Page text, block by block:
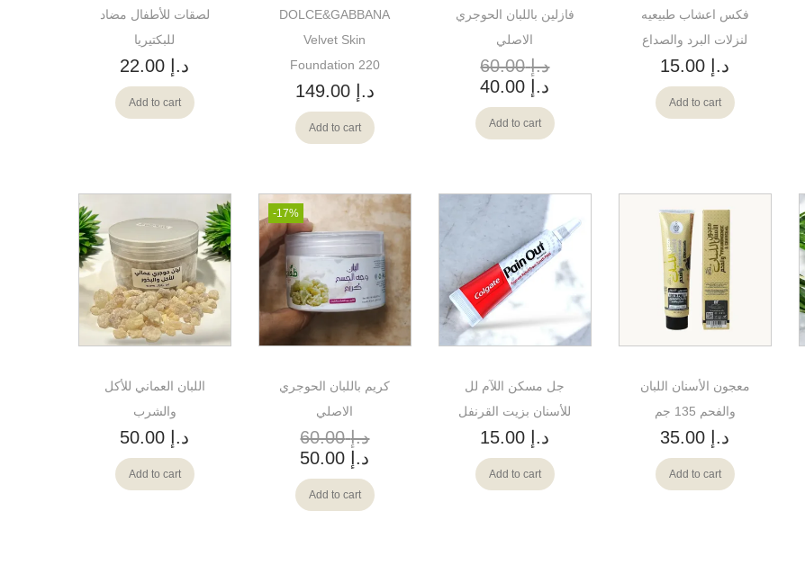
لصقات للأطفال مضاد
للبكتيريا
د.إ
Add to cart
DOLCE&GABBANA
Velvet Skin
Foundation 220
د.إ 149.00
Add to cart
فازلين باللبان الحوجري
الاصلي
د.إ60.00
د.إ
Add to cart
فكس اعشاب طبيعيه
لنزلات البرد والصداع
د.إ
Add to cart
اللبان العماني للأكل
والشرب
د.إ
Add to cart
-17%
كريم باللبان الحوجري
الاصلي
د.إ60.00
د.إ
Add to cart
جل مسكن اللآم لل
للأسنان بزيت القرنفل
د.إ
Add to cart
معجون الأسنان اللبان
والفحم 135 جم
د.إ
Add to cart